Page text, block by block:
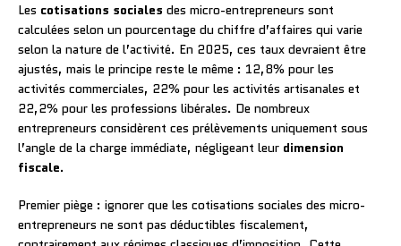
Les cotisations sociales des micro-entrepreneurs sont
calculées selon un pourcentage du chiffre d’affaires qui varie
selon la nature de l’activité. En 2025, ces taux devraient être
ajustés, mais le principe reste le même : 12,8% pour les
activités commerciales, 22% pour les activités artisanales et
22,2% pour les professions libérales. De nombreux
entrepreneurs considèrent ces prélèvements uniquement sous
l’angle de la charge immédiate, négligeant leur dimension
fiscale.
Premier piège : ignorer que les cotisations sociales des micro-
entrepreneurs ne sont pas déductibles fiscalement,